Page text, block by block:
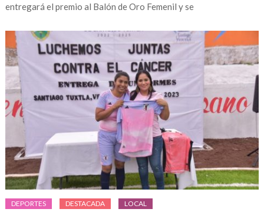
entregará el premio al Balón de Oro Femenil y se
DEPORTES DESTACADA LOCAL